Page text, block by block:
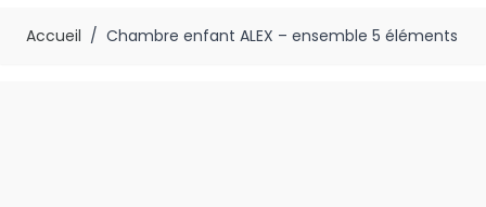
Accueil / Chambre enfant ALEX – ensemble 5 éléments 2